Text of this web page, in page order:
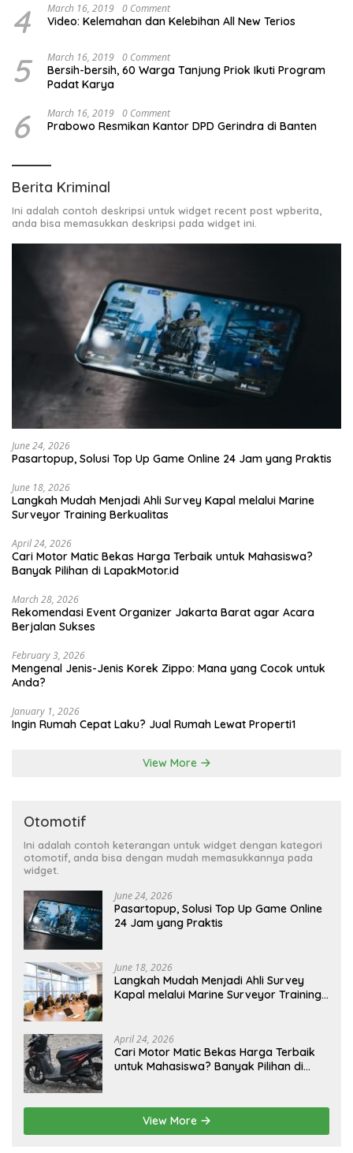
4 March 16, 2019 0 Comment
Video: Kelemahan dan Kelebihan All New Terios
5 March 16, 2019 0 Comment
Bersih-bersih, 60 Warga Tanjung Priok Ikuti Program
Padat Karya
6 March 16, 2019 0 Comment
Prabowo Resmikan Kantor DPD Gerindra di Banten
Berita Kriminal
Ini adalah contoh deskripsi untuk widget recent post wpberita,
anda bisa memasukkan deskripsi pada widget ini.
June 24, 2026
Pasartopup, Solusi Top Up Game Online 24 Jam yang Praktis
June 18, 2026
Langkah Mudah Menjadi Ahli Survey Kapal melalui Marine
Surveyor Training Berkualitas
April 24, 2026
Cari Motor Matic Bekas Harga Terbaik untuk Mahasiswa?
Banyak Pilihan di LapakMotor.id
March 28, 2026
Rekomendasi Event Organizer Jakarta Barat agar Acara
Berjalan Sukses
February 3, 2026
Mengenal Jenis-Jenis Korek Zippo: Mana yang Cocok untuk
Anda?
January 1, 2026
Ingin Rumah Cepat Laku? Jual Rumah Lewat Properti1
View More
Otomotif
Ini adalah contoh keterangan untuk widget dengan kategori
otomotif, anda bisa dengan mudah memasukkannya pada
widget.
June 24, 2026
Pasartopup, Solusi Top Up Game Online
24 Jam yang Praktis
June 18, 2026
Langkah Mudah Menjadi Ahli Survey
Kapal melalui Marine Surveyor Training
April 24, 2026
Cari Motor Matic Bekas Harga Terbaik
untuk Mahasiswa? Banyak Pilihan di
View More